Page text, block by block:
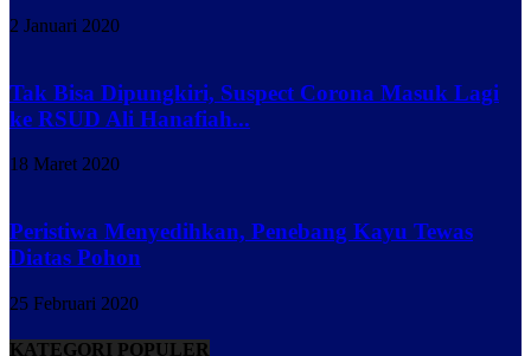
2 Januari 2020
Tak Bisa Dipungkiri, Suspect Corona Masuk Lagi
ke RSUD Ali Hanafiah...
18 Maret 2020
Peristiwa Menyedihkan, Penebang Kayu Tewas
Diatas Pohon
25 Februari 2020
KATEGORI POPULER